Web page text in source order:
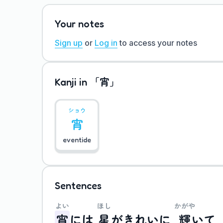
Your notes
Sign up or Log in to access your notes
Kanji in 「宵」
ショウ
宵
eventide
Sentences
宵
よい
には 星
ほし
がきれいに 輝
かがや
いて